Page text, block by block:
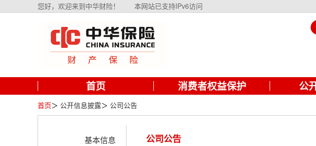
您好，欢迎来到中华财险！ 本网站已支持IPv6访问
首页 消费者权益保护 公
首页＞ 公开信息披露＞ 公司公告
基本信息
公司公告